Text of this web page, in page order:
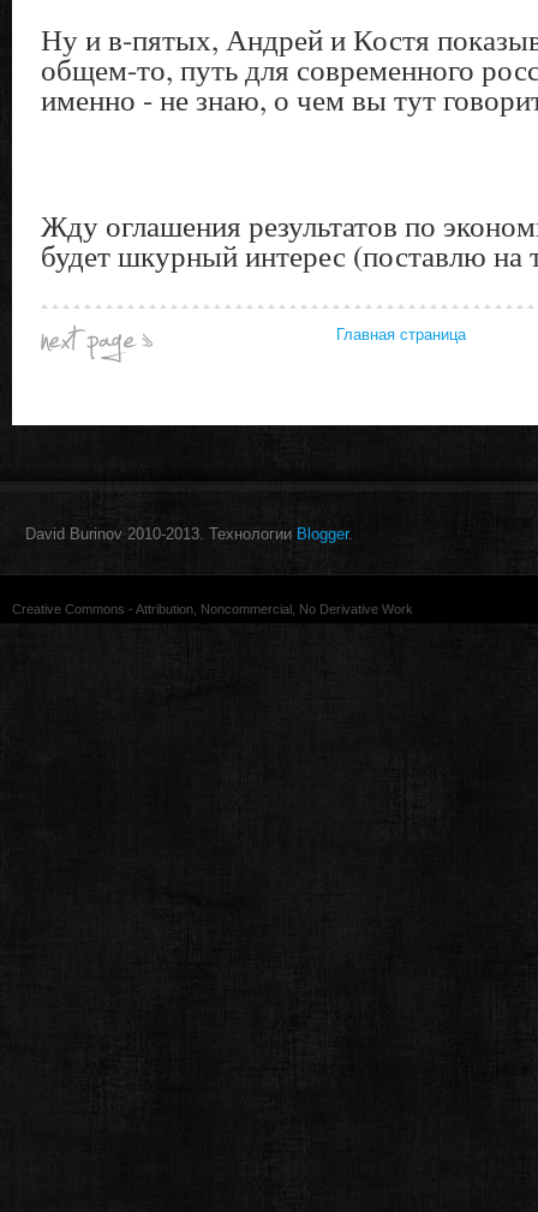
Ну и в-пятых, Андрей и Костя
общем-то, путь для современного
именно - не знаю, о чем вы тут
Жду оглашения результатов по
будет шкурный интерес (поставлю на
Главная страница
David Burinov 2010-2013. Технологии Blogger.
Creative Commons - Attribution, Noncommercial, No Derivative Work